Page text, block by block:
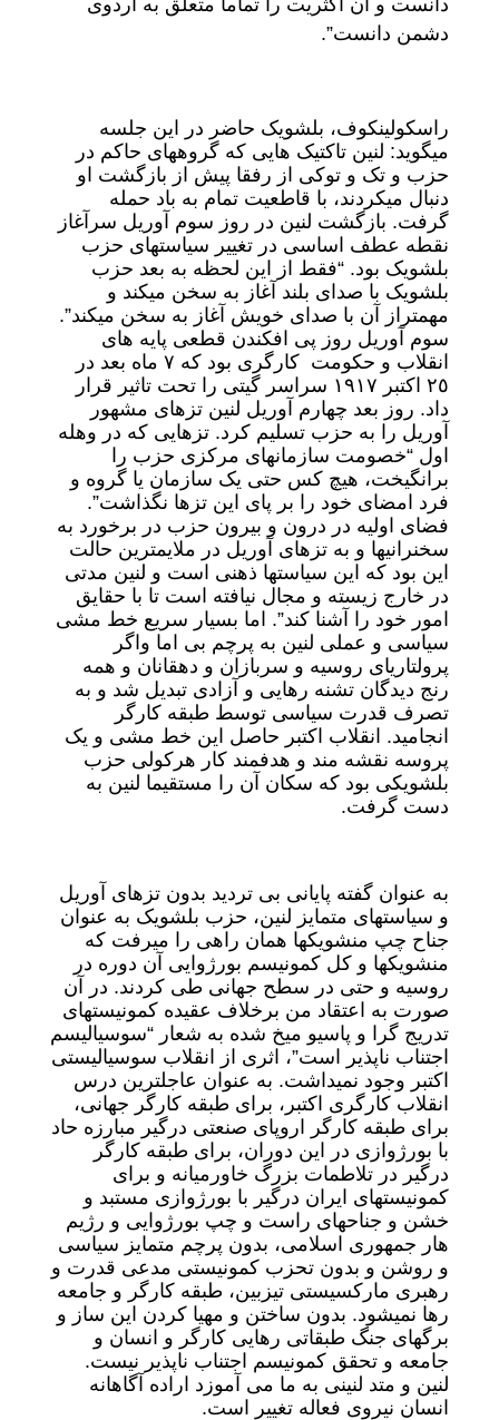
دانست و آن اکثریت را تماما متعلق به اردوی
دشمن دانست”.
راسکولینکوف، بلشویک حاضر در این جلسه
میگوید: لنین تاکتیک هایی که گروههای حاکم در
حزب و تک و توکی از رفقا پیش از بازگشت او
دنبال میکردند، با قاطعیت تمام به باد حمله
گرفت. بازگشت لنین در روز سوم آوریل سرآغاز
نقطه عطف اساسی در تغییر سیاستهای حزب
بلشویک بود. “فقط از این لحظه به بعد حزب
بلشویک با صدای بلند آغاز به سخن میکند و
مهمتراز آن با صدای خویش آغاز به سخن میکند”.
سوم آوریل روز پی افکندن قطعی پایه های
انقلاب و حکومت کارگری بود که ٧ ماه بعد در
٢٥ اکتبر ١٩١٧ سراسر گیتی را تحت تاثیر قرار
داد. روز بعد چهارم آوریل لنین تزهای مشهور
آوریل را به حزب تسلیم کرد. تزهایی که در وهله
اول “خصومت سازمانهای مرکزی حزب را
برانگیخت، هیچ کس حتی یک سازمان یا گروه و
فرد امضای خود را بر پای این تزها نگذاشت”.
فضای اولیه در درون و بیرون حزب در برخورد به
سخنرانیها و به تزهای آوریل در ملایمترین حالت
این بود که این سیاستها ذهنی است و لنین مدتی
در خارج زیسته و مجال نیافته است تا با حقایق
امور خود را آشنا کند”. اما بسیار سریع خط مشی
سیاسی و عملی لنین به پرچم بی اما واگر
پرولتاریای روسیه و سربازان و دهقانان و همه
رنج دیدگان تشنه رهایی و آزادی تبدیل شد و به
تصرف قدرت سیاسی توسط طبقه کارگر
انجامید. انقلاب اکتبر حاصل این خط مشی و یک
پروسه نقشه مند و هدفمند کار هرکولی حزب
بلشویکی بود که سکان آن را مستقیما لنین به
دست گرفت.
به عنوان گفته پایانی بی تردید بدون تزهای آوریل
و سیاستهای متمایز لنین، حزب بلشویک به عنوان
جناح چپ منشویکها همان راهی را میرفت که
منشویکها و کل کمونیسم بورژوایی آن دوره در
روسیه و حتی در سطح جهانی طی کردند. در آن
صورت به اعتقاد من برخلاف عقیده کمونیستهای
تدریج گرا و پاسیو میخ شده به شعار “سوسیالیسم
اجتناب ناپذیر است”، اثری از انقلاب سوسیالیستی
اکتبر وجود نمیداشت. به عنوان عاجلترین درس
انقلاب کارگری اکتبر، برای طبقه کارگر جهانی،
برای طبقه کارگر اروپای صنعتی درگیر مبارزه حاد
با بورژوازی در این دوران، برای طبقه کارگر
درگیر در تلاطمات بزرگ خاورمیانه و برای
کمونیستهای ایران درگیر با بورژوازی مستبد و
خشن و جناحهای راست و چپ بورژوایی و رژیم
هار جمهوری اسلامی، بدون پرچم متمایز سیاسی
و روشن و بدون تحزب کمونیستی مدعی قدرت و
رهبری مارکسیستی تیزبین، طبقه کارگر و جامعه
رها نمیشود. بدون ساختن و مهیا کردن این ساز و
برگهای جنگ طبقاتی رهایی کارگر و انسان و
جامعه و تحقق کمونیسم اجتناب ناپذیر نیست.
لنین و متد لنینی به ما می آموزد اراده آگاهانه
انسان نیروی فعاله تغییر است.